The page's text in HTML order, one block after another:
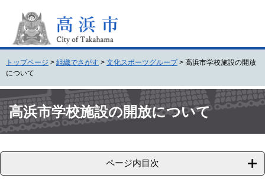
頭
。
飛
て
本
文
トップページ > 組織でさがす > 文化スポーツグループ > 高浜市学校施設の開放
について
文 高浜市学校施設の開放について
ページ内目次